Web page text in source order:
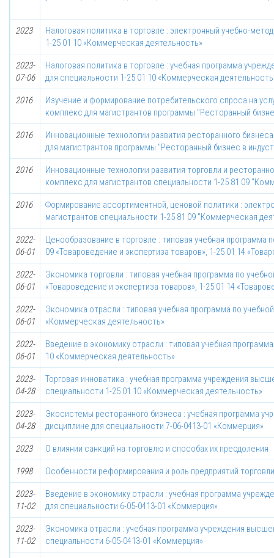
2023
Налоговая политика в торговле : электронный учебно-
1-25 01 10 «Коммерческая деятельность»
2023-
07-06
Налоговая политика в торговле : учебная программа
для специальности 1-25 01 10 «Коммерческая
2016
Изучение и формирование потребительского спроса на
комплекс для магистрантов программы "Ресторанный
2016
Инновационные технологии развития ресторанного
для магистрантов программы "Ресторанный бизнес в
2016
Инновационные технологии развития торговли и
комплекс для магистрантов специальности 1-25 81 09
2016
Формирование ассортиментной, ценовой политики :
магистрантов специальности 1-25 81 09 "Коммерческая
2022-
06-01
Ценообразование в торговле : типовая учебная программа
09 «Товароведение и экспертиза товаров», 1-25 01 14
2022-
06-01
Экономика торговли : типовая учебная программа по
«Товароведение и экспертиза товаров», 1-25 01 14
2022-
06-01
Экономика отрасли : типовая учебная программа по
«Коммерческая деятельность»
2022-
06-01
Введение в экономику отрасли : типовая учебная
10 «Коммерческая деятельность»
2023-
04-28
Торговая инноватика : учебная программа учреждения
специальности 1-25 01 10 «Коммерческая деятельность»
2023-
04-28
Экосистемы ресторанного бизнеса : учебная программа
дисциплине для специальности 7-06-0413-01 «Коммерция»
2023 О влиянии санкций на торговлю и способах их преодоления
1998 Особенности реформирования и роль предприятий
2023-
11-02
Введение в экономику отрасли : учебная программа
для специальности 6-05-0413-01 «Коммерция»
2023-
11-02
Экономика отрасли : учебная программа учреждения
специальности 6-05-0413-01 «Коммерция»